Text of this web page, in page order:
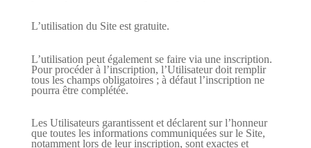
L’utilisation du Site est gratuite.
L’utilisation peut également se faire via une inscription.
Pour procéder à l’inscription, l’Utilisateur doit remplir
tous les champs obligatoires ; à défaut l’inscription ne
pourra être complétée.
Les Utilisateurs garantissent et déclarent sur l’honneur
que toutes les informations communiquées sur le Site,
notamment lors de leur inscription, sont exactes et